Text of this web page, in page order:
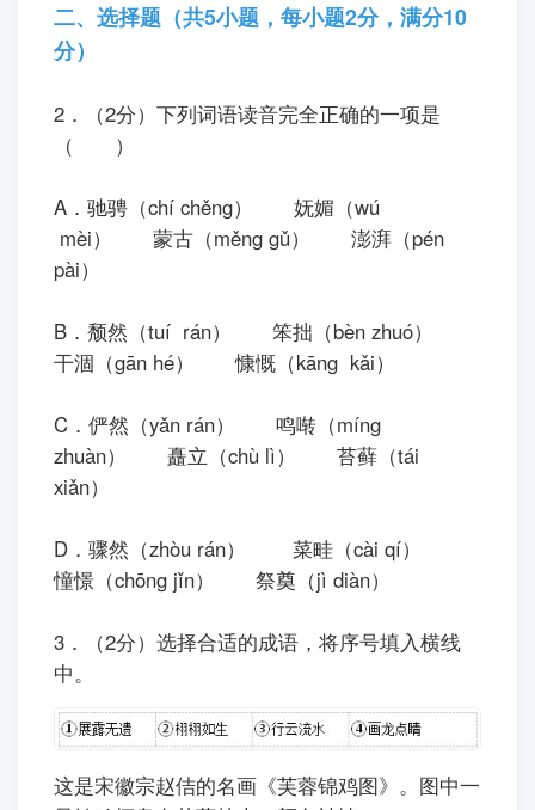
二、选择题（共5小题，每小题2分，满分10
分）
2．（2分）下列词语读音完全正确的一项是
（ ）
A．驰骋（chí chěng） 妩媚（wú
mèi）
蒙古（měng gǔ）
澎湃（pén
pài）
B．颓然（tuí rán）
笨拙（bèn zhuó）
干涸（gān hé）
慷慨（kāng kǎi）
C．俨然（yǎn rán）
鸣啭（míng
zhuàn）
矗立（chù lì）
苔藓（tái
xiǎn）
D．骤然（zhòu rán）
菜畦（cài qí）
憧憬（chōng jǐn）
祭奠（jì diàn）
3．（2分）选择合适的成语，将序号填入横线
中。
ㅤㅤ这是宋徽宗赵佶的名画《芙蓉锦鸡图》。图中一